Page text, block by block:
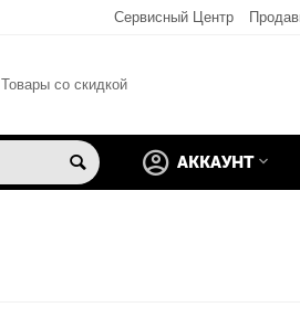
Сервисный Центр
Товары со скидкой
АККАУНТ